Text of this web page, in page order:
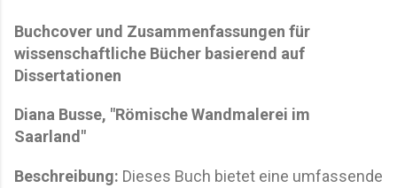
Buchcover und Zusammenfassungen für
wissenschaftliche Bücher basierend auf
Dissertationen
Diana Busse, "Römische Wandmalerei im
Saarland"
Beschreibung: Dieses Buch bietet eine umfassende